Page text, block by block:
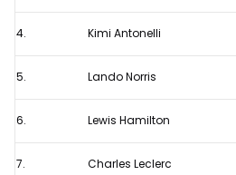
2025
4. Kimi Antonelli
5. Lando Norris
6. Lewis Hamilton
7. Charles Leclerc